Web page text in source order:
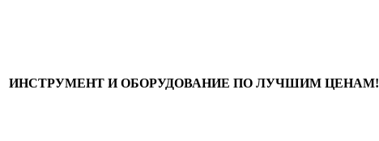
ИНСТРУМЕНТ И ОБОРУДОВАНИЕ ПО ЛУЧШИМ ЦЕНАМ!